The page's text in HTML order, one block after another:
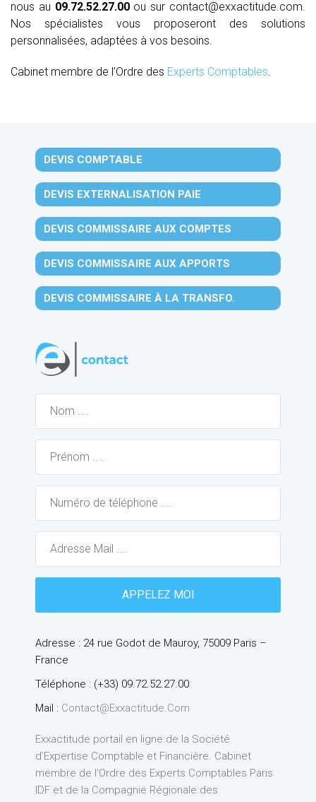
nous au 09.72.52.27.00ou sur contact@exxactitude.com.
Nos spécialistes vous proposeront des solutions
personnalisées, adaptées à vos besoins.
Cabinet membre de l’Ordre des Experts Comptables
DEVIS COMPTABLE
DEVIS EXTERNALISATION PAIE
DEVIS COMMISSAIRE AUX COMPTES
DEVIS COMMISSAIRE AUX APPORTS
DEVIS COMMISSAIRE À LA TRANSFO.
Adresse : 24 rue Godot de Mauroy, 75009 Paris –
France
Téléphone : (+33) 09.72.52.27.00
Mail : Contact@exxactitude.com
Exxactitude portail en ligne de la Société
d’Expertise Comptable et Financière. Cabinet
membre de l’Ordre des Experts Comptables Paris
IDF et de la Compagnie Régionale des